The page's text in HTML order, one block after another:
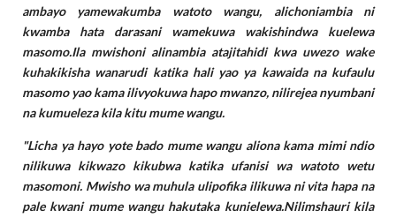
ambayo yamewakumba watoto wangu, alichoniambia ni
kwamba hata darasani wamekuwa wakishindwa kuelewa
masomo.Ila mwishoni alinambia atajitahidi kwa uwezo wake
kuhakikisha wanarudi katika hali yao ya kawaida na kufaulu
masomo yao kama ilivyokuwa hapo mwanzo, nilirejea nyumbani
na kumueleza kila kitu mume wangu.
"Licha ya hayo yote bado mume wangu aliona kama mimi ndio
nilikuwa kikwazo kikubwa katika ufanisi wa watoto wetu
masomoni. Mwisho wa muhula ulipofika ilikuwa ni vita hapa na
pale kwani mume wangu hakutaka kunielewa.Nilimshauri kila